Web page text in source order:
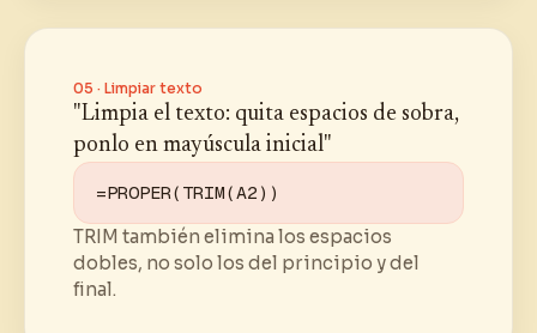
05 · Limpiar texto
"Limpia el texto: quita espacios de sobra,
ponlo en mayúscula inicial"
=PROPER(TRIM(A2))
TRIM también elimina los espacios
dobles, no solo los del principio y del
final.